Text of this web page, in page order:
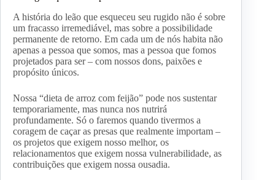
A história do leão que esqueceu seu rugido não é sobre
um fracasso irremediável, mas sobre a possibilidade
permanente de retorno. Em cada um de nós habita não
apenas a pessoa que somos, mas a pessoa que fomos
projetados para ser – com nossos dons, paixões e
propósito únicos.
Nossa “dieta de arroz com feijão” pode nos sustentar
temporariamente, mas nunca nos nutrirá
profundamente. Só o faremos quando tivermos a
coragem de caçar as presas que realmente importam –
os projetos que exigem nosso melhor, os
relacionamentos que exigem nossa vulnerabilidade, as
contribuições que exigem nossa ousadia.